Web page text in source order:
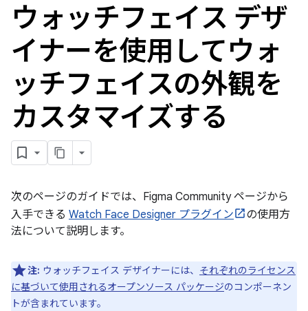
ウォッチフェイス デザ
イナーを使用してウォ
ッチフェイスの外観を
カスタマイズする
次のページのガイドでは、Figma Community ページから
入手できる Watch Face Designer プラグイン
の使用方
法について説明します。
注: ウォッチフェイス デザイナーには、 それぞれのライセンス
に基づいて使用されるオープンソース パッケージのコンポーネン
トが含まれています。